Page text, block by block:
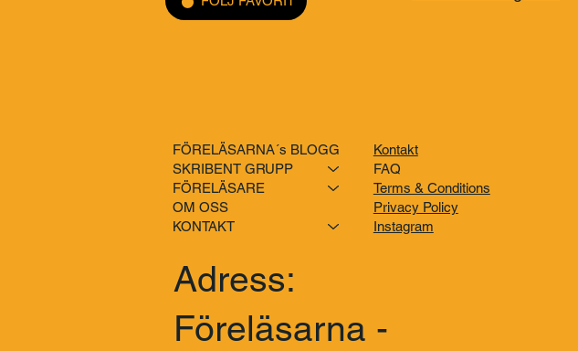
FÖRELÄSARNA´s BLOGG
SKRIBENT GRUPP
FÖRELÄSARE
OM OSS
KONTAKT
Adress:
Föreläsarna -
Kontakt
FAQ
Terms & Conditions
Privacy Policy
Instagram